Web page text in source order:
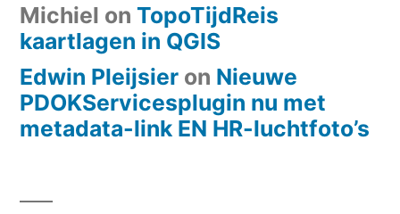
Michiel on TopoTijdReis
kaartlagen in QGIS
Edwin Pleijsier on Nieuwe
PDOKServicesplugin nu met
metadata-link EN HR-luchtfoto’s